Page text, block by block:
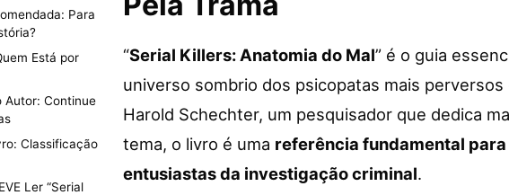
Para
Está por
Autor: Continue
Classificação
Ler “Serial
“Serial Killers: Anatomia do Mal” é o guia
universo sombrio dos psicopatas mais
Harold Schechter, um pesquisador que dedica
tema, o livro é uma referência fundamental
entusiastas da investigação criminal.